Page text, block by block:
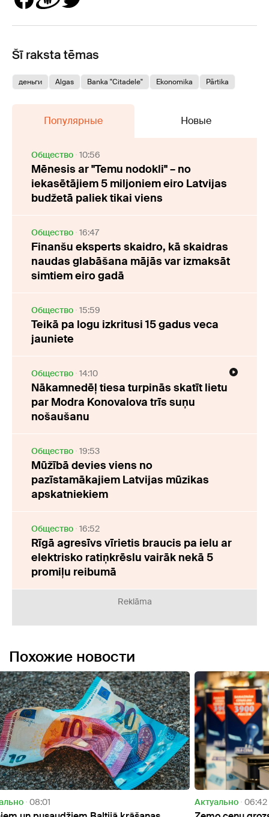
Šī raksta tēmas
деньги Algas Banka "Citadele" Ekonomika Pārtika
Популярные Новые
Oбщество 10:56
Mēnesis ar "Temu nodokli" – no
iekasētājiem 5 miljoniem eiro Latvijas
budžetā paliek tikai viens
Oбщество 16:47
Finanšu eksperts skaidro, kā skaidras
naudas glabāšana mājās var izmaksāt
simtiem eiro gadā
Oбщество 15:59
Teikā pa logu izkritusi 15 gadus veca
jauniete
Oбщество 14:10
Nākamnedēļ tiesa turpinās skatīt lietu
par Modra Konovalova trīs suņu
nošaušanu
Oбщество 19:53
Mūžībā devies viens no
pazīstamākajiem Latvijas mūzikas
apskatniekiem
Oбщество 16:52
Rīgā agresīvs vīrietis braucis pa ielu ar
elektrisko ratiņkrēslu vairāk nekā 5
promiļu reibumā
Reklāma
Похожие новости
Актуально